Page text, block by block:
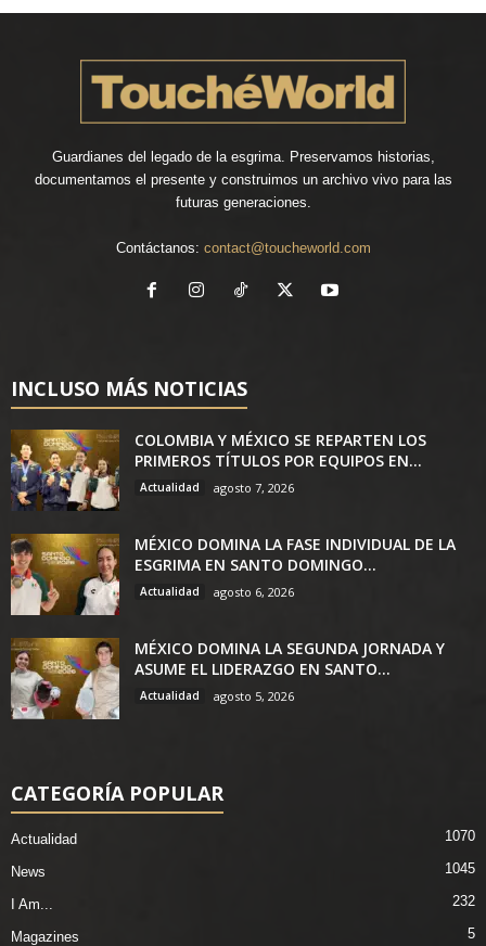
Guardianes del legado de la esgrima. Preservamos historias,
documentamos el presente y construimos un archivo vivo para las
futuras generaciones.
Contáctanos: contact@toucheworld.com
INCLUSO MÁS NOTICIAS
COLOMBIA Y MÉXICO SE REPARTEN LOS
PRIMEROS TÍTULOS POR EQUIPOS EN...
Actualidad agosto 7, 2026
MÉXICO DOMINA LA FASE INDIVIDUAL DE LA
ESGRIMA EN SANTO DOMINGO...
Actualidad agosto 6, 2026
MÉXICO DOMINA LA SEGUNDA JORNADA Y
ASUME EL LIDERAZGO EN SANTO...
Actualidad agosto 5, 2026
CATEGORÍA POPULAR
Actualidad 1070
News 1045
I Am... 232
Magazines 5